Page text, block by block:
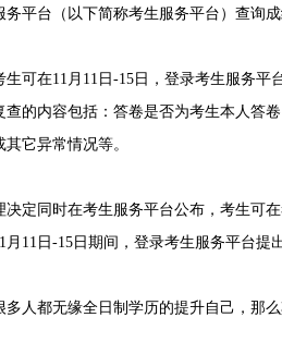
务平台（以下简称考生服务平台）查询
在11月11日-15日，登录考生服务平
查的内容包括：答卷是否为考生本人答
它异常情况等。
同时在考生服务平台公布，考生可在
月11日-15日期间，登录考生服务平台提
都无缘全日制学历的提升自己，那么